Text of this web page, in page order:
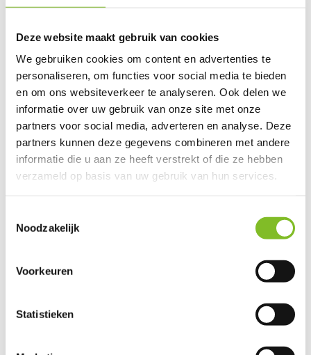
Deze website maakt gebruik van cookies
We gebruiken cookies om content en advertenties te
personaliseren, om functies voor social media te bieden
en om ons websiteverkeer te analyseren. Ook delen we
informatie over uw gebruik van onze site met onze
partners voor social media, adverteren en analyse. Deze
partners kunnen deze gegevens combineren met andere
informatie die u aan ze heeft verstrekt of die ze hebben
verzameld op basis van uw gebruik van hun services.
Noodzakelijk
Voorkeuren
Statistieken